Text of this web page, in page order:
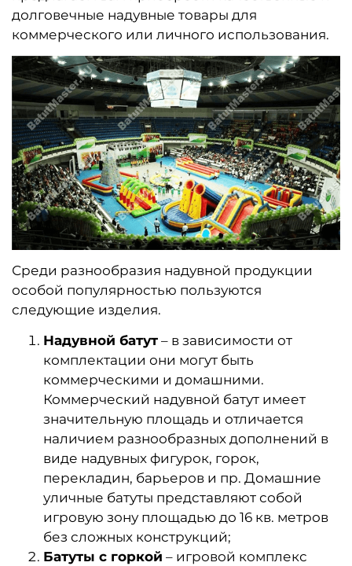
долговечные надувные товары для
коммерческого или личного использования.
Среди разнообразия надувной продукции
особой популярностью пользуются
следующие изделия.
Надувной батут – в зависимости от
комплектации они могут быть
коммерческими и домашними.
Коммерческий надувной батут имеет
значительную площадь и отличается
наличием разнообразных дополнений в
виде надувных фигурок, горок,
перекладин, барьеров и пр. Домашние
уличные батуты представляют собой
игровую зону площадью до 16 кв. метров
без сложных конструкций;
Батуты с горкой – игровой комплекс